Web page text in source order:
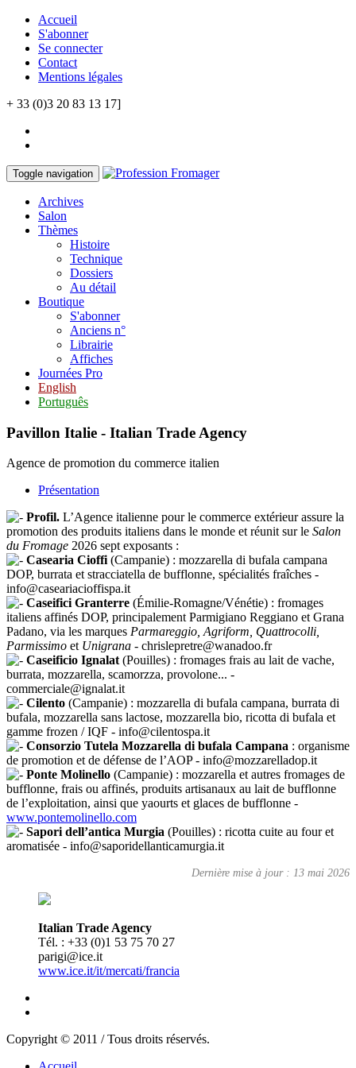
Accueil
S'abonner
Se connecter
Contact
Mentions légales
+ 33 (0)3 20 83 13 17]
Toggle navigation
Archives
Salon
Thèmes
Histoire
Technique
Dossiers
Au détail
Boutique
S'abonner
Anciens n°
Librairie
Affiches
Journées Pro
English
Português
Pavillon Italie - Italian Trade Agency
Agence de promotion du commerce italien
Présentation
Profil. L’Agence italienne pour le commerce extérieur assure la
promotion des produits italiens dans le monde et réunit sur le Salon
du Fromage 2026 sept exposants :
Casearia Cioffi(Campanie) : mozzarella di bufala campana
DOP, burrata et stracciatella de bufflonne, spécialités fraîches -
info@caseariacioffispa.it
Caseifici Granterre (Émilie-Romagne/Vénétie) : fromages
italiens affinés DOP, principalement Parmigiano Reggiano et Grana
Padano, via les marques Parmareggio, Agriform, Quattrocolli,
Parmissimo et Unigrana - chrislepretre@wanadoo.fr
Caseificio Ignalat(Pouilles) : fromages frais au lait de vache,
burrata, mozzarella, scamorzza, provolone... -
commerciale@ignalat.it
Cilento (Campanie) : mozzarella di bufala campana, burrata di
bufala, mozzarella sans lactose, mozzarella bio, ricotta di bufala et
gamme frozen / IQF - info@cilentospa.it
Consorzio Tutela Mozzarella di bufala Campana : organisme
de promotion et de défense de l’AOP - info@mozzarelladop.it
Ponte Molinello (Campanie) : mozzarella et autres fromages de
bufflonne, frais ou affinés, produits artisanaux au lait de bufflonne
de l’exploitation, ainsi que yaourts et glaces de bufflonne -
www.pontemolinello.com
Sapori dell’antica Murgia (Pouilles) : ricotta cuite au four et
aromatisée - info@saporidellanticamurgia.it
Dernière mise à jour : 13 mai 2026
Italian Trade Agency
Tél. : +33 (0)1 53 75 70 27
parigi@ice.it
www.ice.it/it/mercati/francia
Copyright © 2011 / Tous droits réservés.